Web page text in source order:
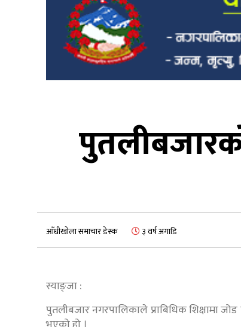
आँधीखोला समाचार डेस्क ३ वर्ष अगाडि
स्याङ्जा :
पुतलीबजार नगरपालिकाले प्राबिधिक शिक्षामा